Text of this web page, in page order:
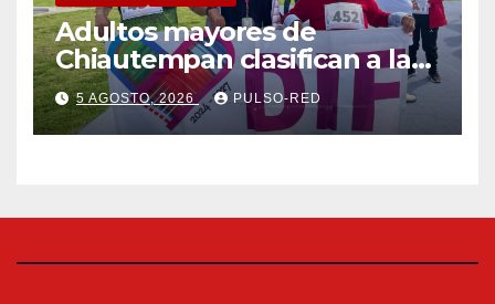
Adultos mayores de
Chiautempan clasifican a la
etapa federal de las
Olimpiadas de Oro
5 AGOSTO, 2026 PULSO-RED